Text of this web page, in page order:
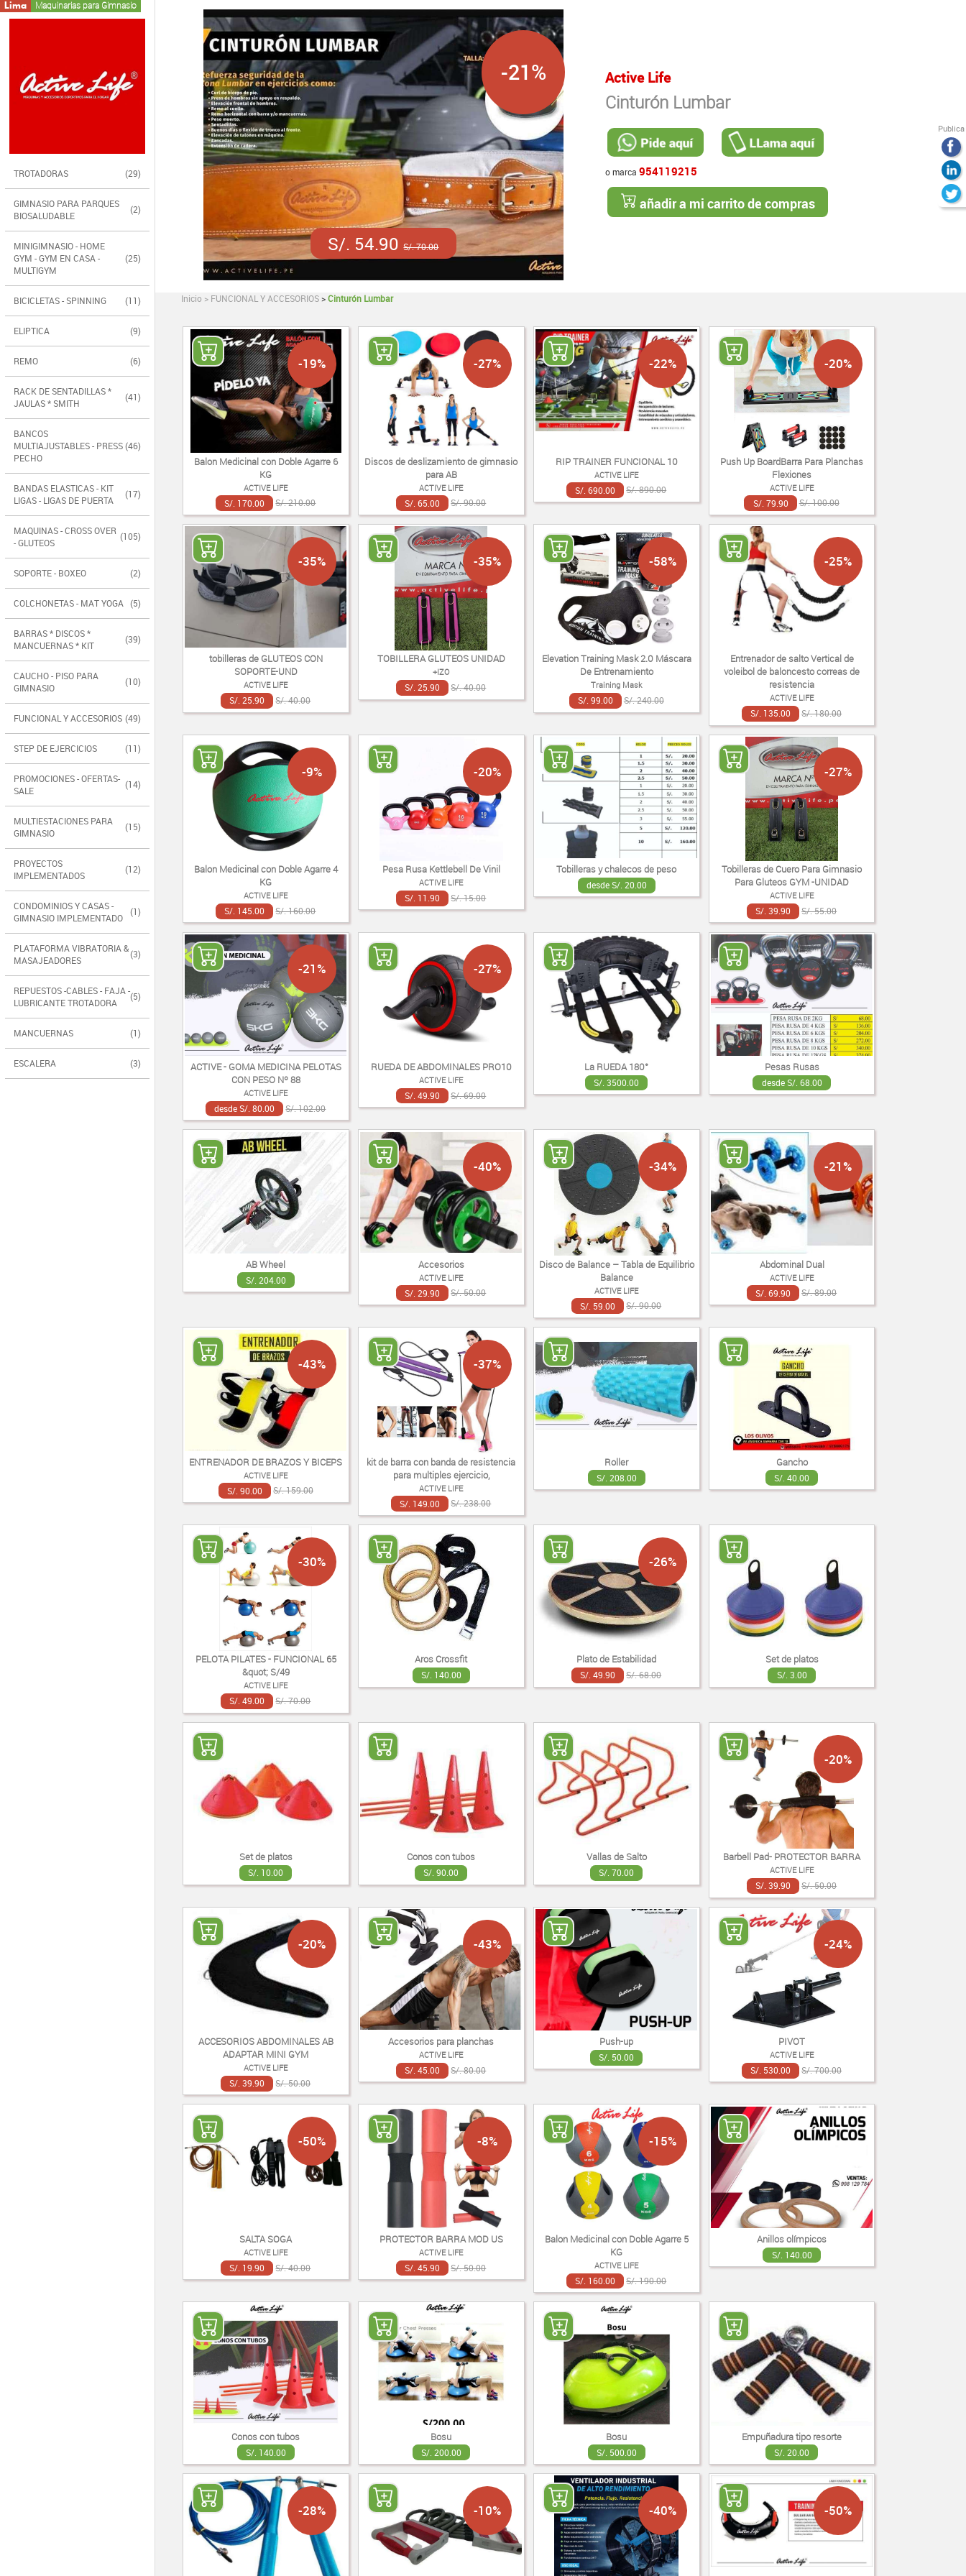
Lima Maquinarias para Gimnasio
TROTADORAS (29)
GIMNASIO PARA PARQUES
BIOSALUDABLE
(2)
MINIGIMNASIO - HOME
GYM - GYM EN CASA -
MULTIGYM
(25)
BICICLETAS - SPINNING (11)
ELIPTICA (9)
REMO (6)
RACK DE SENTADILLAS *
JAULAS * SMITH
(41)
BANCOS
MULTIAJUSTABLES - PRESS
PECHO
(46)
BANDAS ELASTICAS - KIT
LIGAS - LIGAS DE PUERTA
(17)
MAQUINAS - CROSS OVER
- GLUTEOS
(105)
SOPORTE - BOXEO (2)
COLCHONETAS - MAT YOGA (5)
BARRAS * DISCOS *
MANCUERNAS * KIT
(39)
CAUCHO - PISO PARA
GIMNASIO
(10)
FUNCIONAL Y ACCESORIOS (49)
STEP DE EJERCICIOS (11)
PROMOCIONES - OFERTAS-
SALE
(14)
MULTIESTACIONES PARA
GIMNASIO
(15)
PROYECTOS
IMPLEMENTADOS
(12)
CONDOMINIOS Y CASAS -
GIMNASIO IMPLEMENTADO
(1)
PLATAFORMA VIBRATORIA &
MASAJEADORES
(3)
REPUESTOS -CABLES - FAJA -
LUBRICANTE TROTADORA
(5)
MANCUERNAS (1)
ESCALERA (3)
Publica
S/. 54.90S/. 70.00
-21% Active Life
Cinturón Lumbar
o marca954119215
añadir a mi carrito de compras
Inicio > FUNCIONAL Y ACCESORIOS>Cinturón Lumbar
Balon Medicinal con Doble Agarre 6
KG
ACTIVE LIFE
S/. 170.00 S/. 210.00
-19%
Discos de deslizamiento de gimnasio
para AB
ACTIVE LIFE
S/. 65.00 S/. 90.00
-27%
RIP TRAINER FUNCIONAL 10
ACTIVE LIFE
S/. 690.00 S/. 890.00
-22%
Push Up BoardBarra Para Planchas
Flexiones
ACTIVE LIFE
S/. 79.90 S/. 100.00
-20%
tobilleras de GLUTEOS CON
SOPORTE-UND
ACTIVE LIFE
S/. 25.90 S/. 40.00
-35%
TOBILLERA GLUTEOS UNIDAD
+IZO
S/. 25.90 S/. 40.00
-35%
Elevation Training Mask 2.0 Máscara
De Entrenamiento
Training Mask
S/. 99.00 S/. 240.00
-58%
Entrenador de salto Vertical de
voleibol de baloncesto correas de
resistencia
ACTIVE LIFE
S/. 135.00 S/. 180.00
-25%
Balon Medicinal con Doble Agarre 4
KG
ACTIVE LIFE
S/. 145.00 S/. 160.00
-9%
Pesa Rusa Kettlebell De Vinil
ACTIVE LIFE
S/. 11.90 S/. 15.00
-20%
Tobilleras y chalecos de peso
desde S/. 20.00
Tobilleras de Cuero Para Gimnasio
Para Gluteos GYM -UNIDAD
ACTIVE LIFE
S/. 39.90 S/. 55.00
-27%
ACTIVE - GOMA MEDICINA PELOTAS
CON PESO Nº 88
ACTIVE LIFE
desde S/. 80.00 S/. 102.00
-21%
RUEDA DE ABDOMINALES PRO10
ACTIVE LIFE
S/. 49.90 S/. 69.00
-27%
La RUEDA 180°
S/. 3500.00
Pesas Rusas
desde S/. 68.00
AB Wheel
S/. 204.00
Accesorios
ACTIVE LIFE
S/. 29.90 S/. 50.00
-40%
Disco de Balance – Tabla de Equilibrio
Balance
ACTIVE LIFE
S/. 59.00 S/. 90.00
-34%
Abdominal Dual
ACTIVE LIFE
S/. 69.90 S/. 89.00
-21%
ENTRENADOR DE BRAZOS Y BICEPS
ACTIVE LIFE
S/. 90.00 S/. 159.00
-43%
kit de barra con banda de resistencia
para multiples ejercicio,
ACTIVE LIFE
S/. 149.00 S/. 238.00
-37%
Roller
S/. 208.00
Gancho
S/. 40.00
PELOTA PILATES - FUNCIONAL 65
&quot; S/49
ACTIVE LIFE
S/. 49.00 S/. 70.00
-30%
Aros Crossfit
S/. 140.00
Plato de Estabilidad
S/. 49.90 S/. 68.00
-26%
Set de platos
S/. 3.00
Set de platos
S/. 10.00
Conos con tubos
S/. 90.00
Vallas de Salto
S/. 70.00
Barbell Pad- PROTECTOR BARRA
ACTIVE LIFE
S/. 39.90 S/. 50.00
-20%
ACCESORIOS ABDOMINALES AB
ADAPTAR MINI GYM
ACTIVE LIFE
S/. 39.90 S/. 50.00
-20%
Accesorios para planchas
ACTIVE LIFE
S/. 45.00 S/. 80.00
-43%
Push-up
S/. 50.00
PIVOT
ACTIVE LIFE
S/. 530.00 S/. 700.00
-24%
SALTA SOGA
ACTIVE LIFE
S/. 19.90 S/. 40.00
-50%
PROTECTOR BARRA MOD US
ACTIVE LIFE
S/. 45.90 S/. 50.00
-8%
Balon Medicinal con Doble Agarre 5
KG
ACTIVE LIFE
S/. 160.00 S/. 190.00
-15%
Anillos olímpicos
S/. 140.00
Conos con tubos
S/. 140.00
Bosu
S/. 200.00
Bosu
S/. 500.00
Empuñadura tipo resorte
S/. 20.00
-28% -10% -40% -50%